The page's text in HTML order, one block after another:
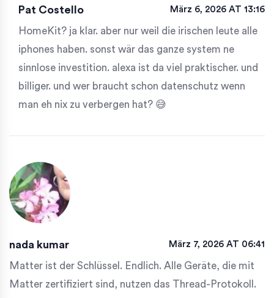
Pat Costello März 6, 2026 AT 13:16
HomeKit? ja klar. aber nur weil die irischen leute alle
iphones haben. sonst wär das ganze system ne
sinnlose investition. alexa ist da viel praktischer. und
billiger. und wer braucht schon datenschutz wenn
man eh nix zu verbergen hat? 😅
nada kumar März 7, 2026 AT 06:41
Matter ist der Schlüssel. Endlich. Alle Geräte, die mit
Matter zertifiziert sind, nutzen das Thread-Protokoll.